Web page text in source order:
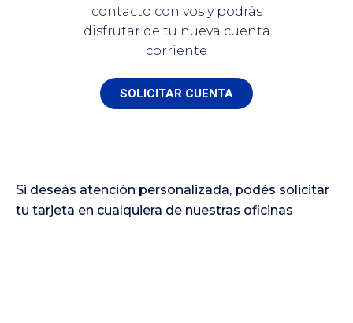
contacto con vos y podrás
disfrutar de tu nueva cuenta
corriente
SOLICITAR CUENTA
Si deseás atención personalizada, podés solicitar
tu tarjeta en cualquiera de nuestras oficinas